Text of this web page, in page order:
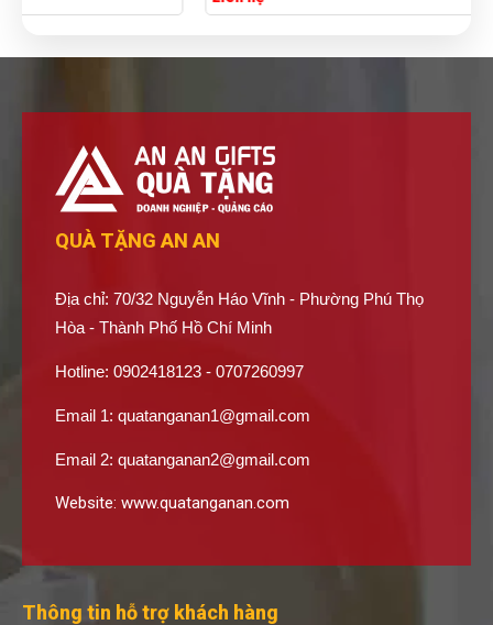
QUÀ TẶNG AN AN
Địa chỉ: 70/32 Nguyễn Háo Vĩnh - Phường Phú Thọ
Hòa - Thành Phố Hồ Chí Minh
Hotline: 0902418123 - 0707260997
Email 1: quatanganan1@gmail.com
Email 2: quatanganan2@gmail.com
Website: www.quatanganan.com
Thông tin hỗ trợ khách hàng